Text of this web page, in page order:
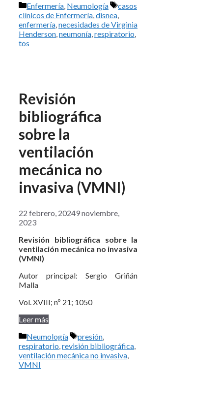
Categorías
Enfermería, Neumología Etiquetas
casos
clínicos de Enfermería,disnea,
enfermería,necesidades de Virginia
Henderson,neumonía,respiratorio,
tos
Revisión
bibliográfica
sobre la
ventilación
mecánica no
invasiva (VMNI)
22 febrero, 20249 noviembre,
2023
Revisión bibliográfica sobre la
ventilación mecánica no invasiva
(VMNI)
Autor principal: Sergio Griñán
Malla
Vol. XVIII; nº 21; 1050
Leer más
Categorías
Neumología Etiquetas
presión
respiratorio revisión bibliográfica
ventilación mecánica no invasiva
VMNI